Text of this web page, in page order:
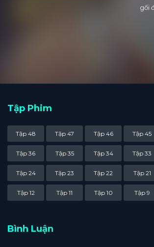
gối
Tập Phim
Tập 48 Tập 47 Tập 46 Tập 45
Tập 36 Tập 35 Tập 34 Tập 33
Tập 24 Tập 23 Tập 22 Tập 21
Tập 12 Tập 11 Tập 10 Tập 9
Bình Luận